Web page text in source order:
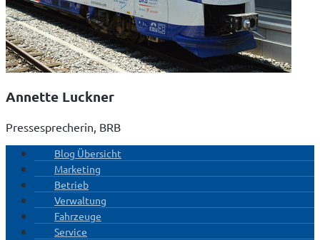
Annette Luckner
Pressesprecherin, BRB
Blog Übersicht
Marketing
Betrieb
Verwaltung
Fahrzeuge
Service